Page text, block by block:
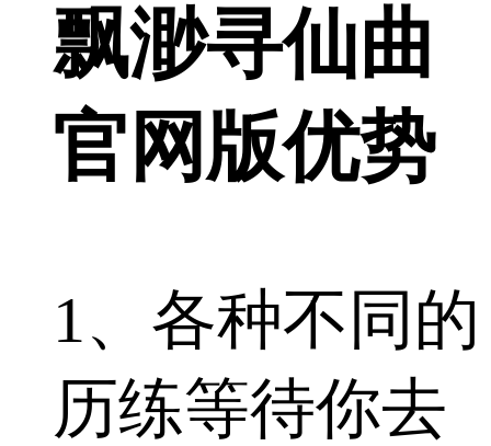
飘渺寻仙曲
官网版优势
1、各种不同的
历练等待你去